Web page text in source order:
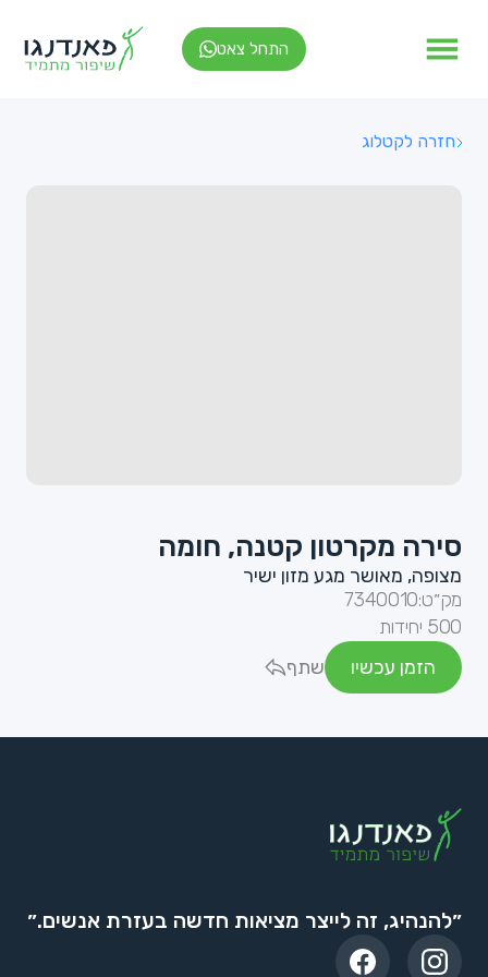
התחל צאט
חזרה לקטלוג
סירה מקרטון קטנה, חומה
מצופה, מאושר מגע מזון ישיר
מק״ט:7340010
500 יחידות
הזמן עכשיו
שתף
״להנהיג, זה לייצר מציאות חדשה בעזרת אנשים.״